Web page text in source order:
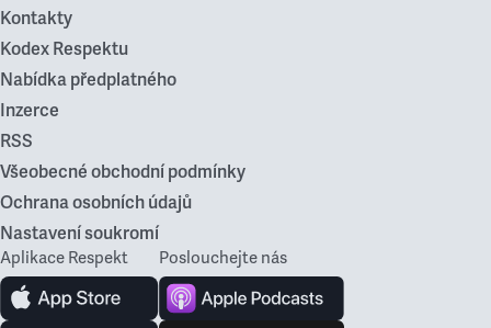
Kontakty
Kodex Respektu
Nabídka předplatného
Inzerce
RSS
Všeobecné obchodní podmínky
Ochrana osobních údajů
Nastavení soukromí
Aplikace Respekt Poslouchejte nás